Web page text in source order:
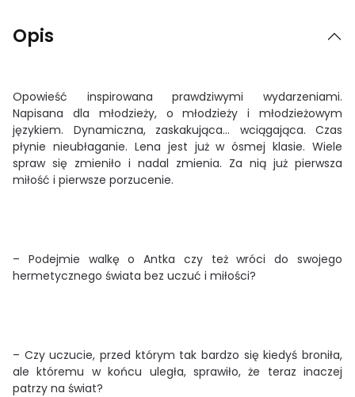
Opis
Opowieść inspirowana prawdziwymi wydarzeniami.
Napisana dla młodzieży, o młodzieży i młodzieżowym
językiem. Dynamiczna, zaskakująca… wciągająca. Czas
płynie nieubłaganie. Lena jest już w ósmej klasie. Wiele
spraw się zmieniło i nadal zmienia. Za nią już pierwsza
miłość i pierwsze porzucenie.
– Podejmie walkę o Antka czy też wróci do swojego
hermetycznego świata bez uczuć i miłości?
– Czy uczucie, przed którym tak bardzo się kiedyś broniła,
ale któremu w końcu uległa, sprawiło, że teraz inaczej
patrzy na świat?